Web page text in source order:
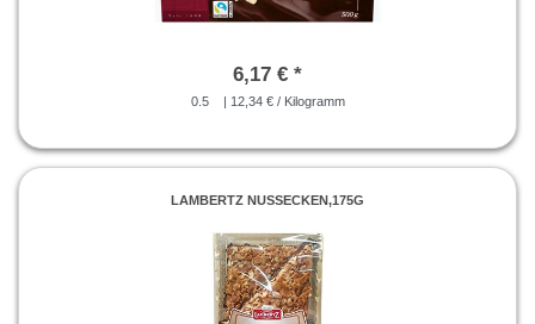
6,17 € *
0.5 | 12,34 € / Kilogramm
LAMBERTZ NUSSECKEN,175G